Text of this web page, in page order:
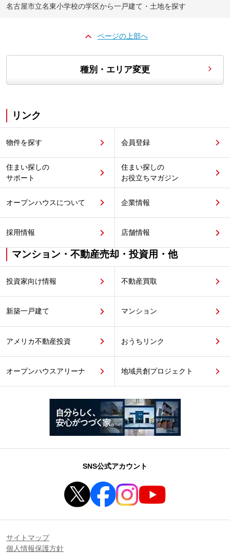
名古屋市立名東小学校の学区から一戸建て・土地を探す
ページの上部へ
種別・エリア変更
リンク
物件を探す 会員登録
住まい探しの
サポート
住まい探しの
お役立ちマガジン
オープンハウスについて 企業情報
採用情報 店舗情報
マンション・不動産売却・投資用・他
投資家向け情報 不動産買取
新築一戸建て マンション
アメリカ不動産投資 おうちリンク
オープンハウスアリーナ 地域共創プロジェクト
SNS公式アカウント
サイトマップ
個人情報保護方針